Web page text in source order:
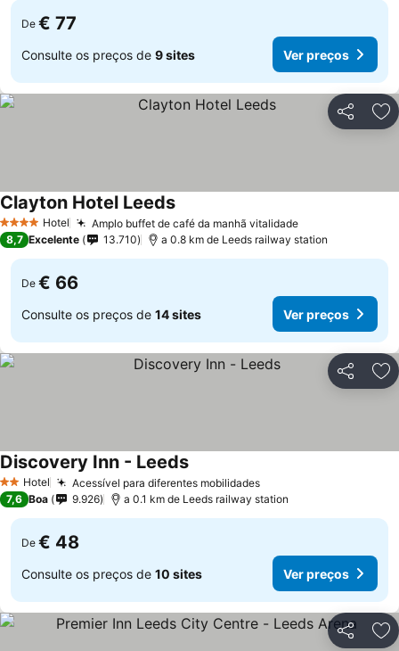
De € 77
Consulte os preços de 9 sites Ver preços
Partilhar
4 EstrelasHotel Amplo buffet de café da manhã vitalidade
Clayton Hotel Leeds
8,7 Excelente 13.710 a 0.8 km de Leeds railway station
De € 66
Consulte os preços de 14 sites Ver preços
Partilhar
2 Estrelas
Hotel Acessível para diferentes mobilidades
Discovery Inn - Leeds
7,6 Boa 9.926 a 0.1 km de Leeds railway station
De € 48
Consulte os preços de 10 sites Ver preços
Partilhar